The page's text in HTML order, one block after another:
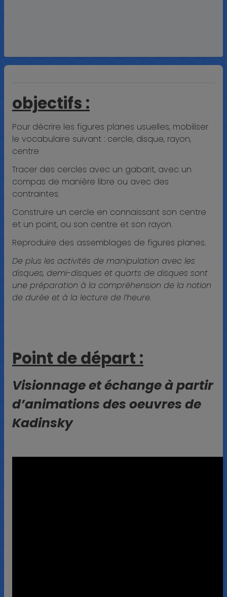
objectifs :
Pour décrire les figures planes usuelles, mobiliser
le vocabulaire suivant : cercle, disque, rayon,
centre
Tracer des cercles avec un gabarit, avec un
compas de manière libre ou avec des
contraintes.
Construire un cercle en connaissant son centre
et un point, ou son centre et son rayon.
Reproduire des assemblages de figures planes.
De plus les activités de manipulation avec les
disques, demi-disques et quarts de disques sont
une préparation à la compréhension de la notion
de durée et à la lecture de l’heure.
Point de départ :
Visionnage et échange à partir
d’animations des oeuvres de
Kadinsky